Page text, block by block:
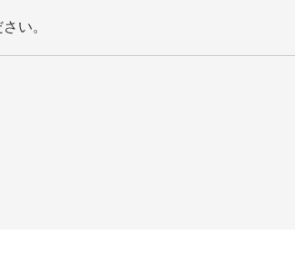
い。